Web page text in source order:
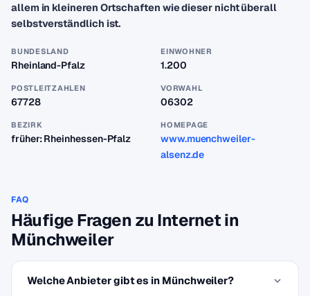
allem in kleineren Ortschaften wie dieser nicht überall
selbstverständlich ist.
BUNDESLAND
Rheinland-Pfalz
EINWOHNER
1.200
POSTLEITZAHLEN
67728
VORWAHL
06302
BEZIRK
früher: Rheinhessen-Pfalz
HOMEPAGE
www.muenchweiler-
alsenz.de
FAQ
Häufige Fragen zu Internet in
Münchweiler
Welche Anbieter gibt es in Münchweiler?